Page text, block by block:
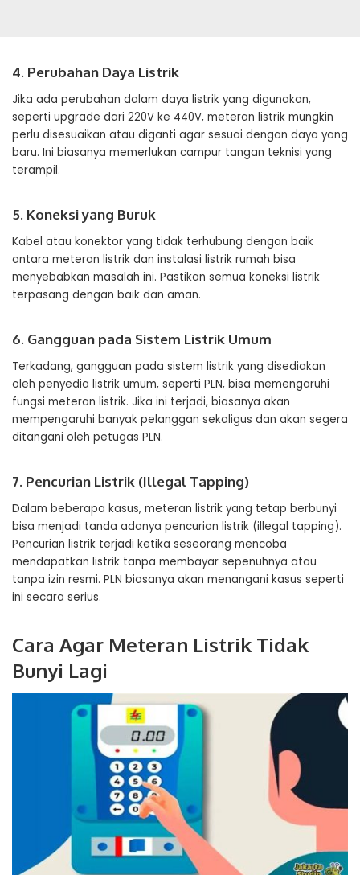
4. Perubahan Daya Listrik
Jika ada perubahan dalam daya listrik yang digunakan,
seperti upgrade dari 220V ke 440V, meteran listrik mungkin
perlu disesuaikan atau diganti agar sesuai dengan daya yang
baru. Ini biasanya memerlukan campur tangan teknisi yang
terampil.
5. Koneksi yang Buruk
Kabel atau konektor yang tidak terhubung dengan baik
antara meteran listrik dan instalasi listrik rumah bisa
menyebabkan masalah ini. Pastikan semua koneksi listrik
terpasang dengan baik dan aman.
6. Gangguan pada Sistem Listrik Umum
Terkadang, gangguan pada sistem listrik yang disediakan
oleh penyedia listrik umum, seperti PLN, bisa memengaruhi
fungsi meteran listrik. Jika ini terjadi, biasanya akan
mempengaruhi banyak pelanggan sekaligus dan akan segera
ditangani oleh petugas PLN.
7. Pencurian Listrik (Illegal Tapping)
Dalam beberapa kasus, meteran listrik yang tetap berbunyi
bisa menjadi tanda adanya pencurian listrik (illegal tapping).
Pencurian listrik terjadi ketika seseorang mencoba
mendapatkan listrik tanpa membayar sepenuhnya atau
tanpa izin resmi. PLN biasanya akan menangani kasus seperti
ini secara serius.
Cara Agar Meteran Listrik Tidak
Bunyi Lagi